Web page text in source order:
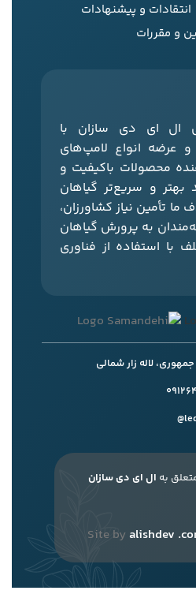
انتقادات و پیشنهادات
و مقررات
ال‌ ای‌ دی‌ سازان با
عرضه انواع لامپ‌های
محصولات باکیفیت و
و سریع‌تر گیاهان
تأمین نیاز کشاورزان،
به پرورش گیاهان
با استفاده از فناوری
لاله زار شمالی
به ال ای دی سازان
Site by alishdev